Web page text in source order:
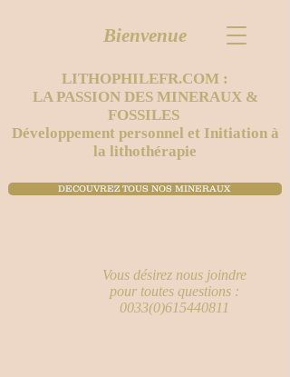
Vous désirez nous joindre
pour toutes questions :
0033(0)615440811
Bienvenue
LITHOPHILEFR.COM :
LA PASSION DES MINERAUX &
FOSSILES
Développement personnel et Initiation à
la lithothérapie
DECOUVREZ TOUS NOS MINERAUX ​